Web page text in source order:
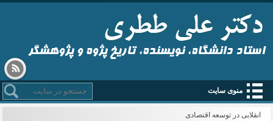
استاد دانشگاه، نویسنده، تاریخ پژوه و پژوهشگر
منوی سایت
_